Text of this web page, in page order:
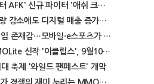
넷마블, '킹 오브 파이터 AFK' 신규 파이터 '애쉬 크림존' 업데이트
닌텐도, 스위치2 판매량 감소에도 디지털 매출 증가로 영익 급증
사우디서 커지는 K-게임 존재감…모바일·e스포츠가 이끌었다
플레이 부담 낮춘 MMOLite 신작 '이클립스', 9월10일 출격
축제 '와일드 팬페스트' 개막
'제우스' 개발팀 "모두가 경쟁의 재미 누리는 MMORPG로 만들 것"